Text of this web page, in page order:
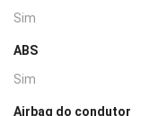
Sim
ABS
Sim
Airbag do condutor